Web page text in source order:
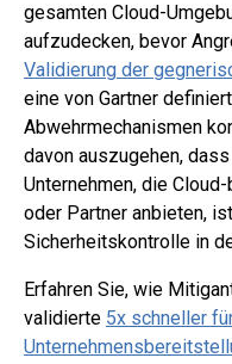
gesamten Cloud-
aufzudecken, bevor
Validierung der
eine von Gartner
Abwehrmechanismen
davon auszugehen,
Unternehmen, die
oder Partner anbieten,
Sicherheitskontrolle in
Erfahren Sie, wie
validierte 5x schneller